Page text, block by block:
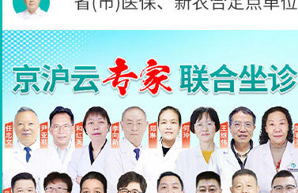
，严格保护个人隐私，避免盲目奔波。就诊完
服务不满意，可以直接向主管科室投诉
检查报告单及各项单据。在就诊过程中注意保管好
境和保护您及其他病员的隐私，我院实行一人一诊
区等待，谢谢您的配合。
，为您提供更好的服务。